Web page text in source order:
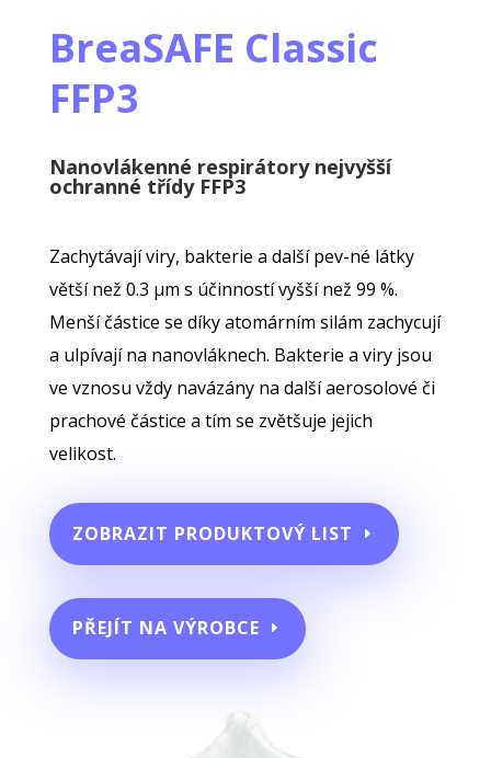
BreaSAFE Classic
FFP3
Nanovlákenné respirátory nejvyšší
ochranné třídy FFP3
Zachytávají viry, bakterie a další pev-né látky
větší než 0.3 μm s účinností vyšší než 99 %.
Menší částice se díky atomárním silám zachycují
a ulpívají na nanovláknech. Bakterie a viry jsou
ve vznosu vždy navázány na další aerosolové či
prachové částice a tím se zvětšuje jejich
velikost.
ZOBRAZIT PRODUKTOVÝ LIST
PŘEJÍT NA VÝROBCE